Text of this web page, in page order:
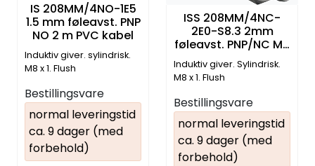
IS 208MM/4NO-1E5
1.5 mm føleavst. PNP
NO 2 m PVC kabel
Induktiv giver. sylindrisk.
M8 x 1. Flush
Bestillingsvare
normal leveringstid
ca. 9 dager (med
forbehold)
ISS 208MM/4NC-
2E0-S8.3 2mm
føleavst. PNP/NC M8
3-pin tilkobl.
Induktiv giver. Sylindrisk.
M8 x 1. Flush
Bestillingsvare
normal leveringstid
ca. 9 dager (med
forbehold)